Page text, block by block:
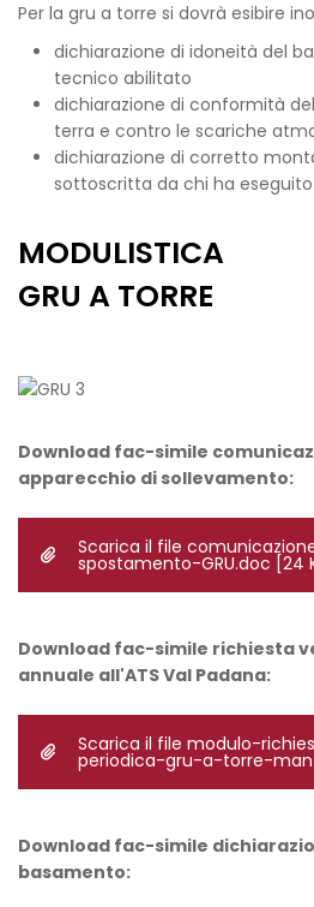
Per la gru a torre si dovrà esibire
dichiarazione di idoneità del
tecnico abilitato
dichiarazione di conformità
terra e contro le scariche
dichiarazione di corretto
sottoscritta da chi ha
MODULISTICA
GRU A TORRE
Download fac-simile
apparecchio di sollevamento:
Scarica il file
spostamento-GRU.doc [24
Download fac-simile richiesta
annuale all'ATS Val Padana:
Scarica il file modulo-
periodica-gru-a-torre-
Download fac-simile
basamento: